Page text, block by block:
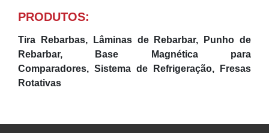
PRODUTOS:
Tira Rebarbas, Lâminas de Rebarbar,
Punho de
Rebarbar,
Base Magnética para
Comparadores, Sistema de Refrigeração, Fresas
Rotativas